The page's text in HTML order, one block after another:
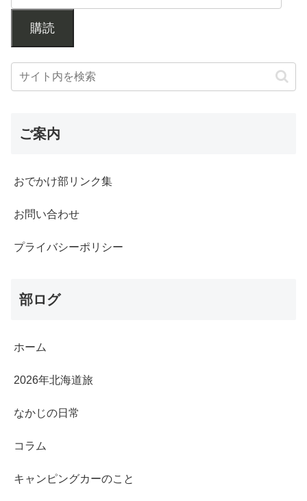
購読
ご案内
おでかけ部リンク集
お問い合わせ
プライバシーポリシー
部ログ
ホーム
2026年北海道旅
なかじの日常
コラム
キャンピングカーのこと